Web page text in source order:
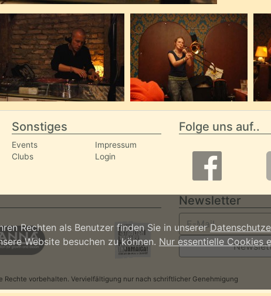
Sonstiges
Events
Clubs
Impressum
Login
Folge uns auf..
Newsletter
Rechte vorbehalten. Vervielfältigung nur nach schriftlicher Genehmigung
Rechten als Benutzer finden Sie in unserer
Website besuchen zu können. Nur essentielle Cookies